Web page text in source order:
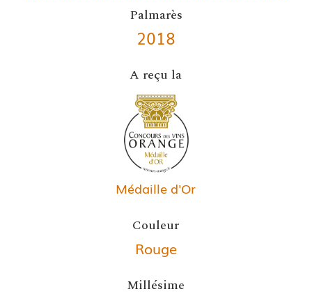
Palmarès
2018
A reçu la
Médaille d'Or
Couleur
Rouge
Millésime